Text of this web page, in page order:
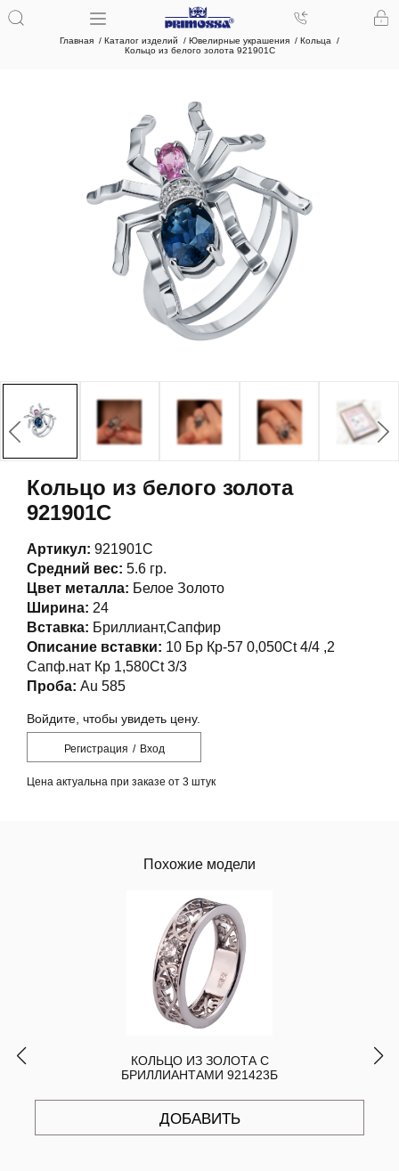
Главная Каталог изделий Ювелирные украшения
Кольца
Кольцо из белого золота 921901С
Кольцо из белого золота
921901С
Артикул: 921901С
Средний вес: 5.6 гр.
Цвет металла: Белое Золото
Ширина: 24
Вставка: Бриллиант,Сапфир
Описание вставки: 10 Бр Кр-57 0,050Ct 4/4 ,2
Сапф.нат Кр 1,580Ct 3/3
Проба: Au 585
Войдите, чтобы увидеть цену.
Регистрация / Вход
Цена актуальна при заказе от 3 штук
Похожие модели
КОЛЬЦО ИЗ ЗОЛОТА С
БРИЛЛИАНТАМИ 921423Б
ДОБАВИТЬ